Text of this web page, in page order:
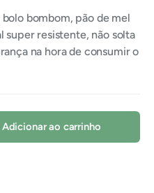
bombom, pão de mel
super resistente, não solta
na hora de consumir o
Adicionar ao carrinho